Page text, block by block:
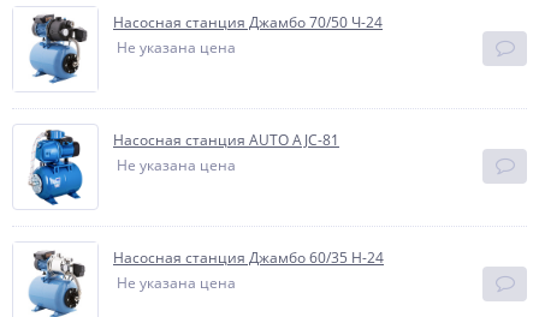
Насосная станция Джамбо 70/50 Ч-24
Не указана цена
Насосная станция AUTO AJС-81
Не указана цена
Насосная станция Джамбо 60/35 Н-24
Не указана цена